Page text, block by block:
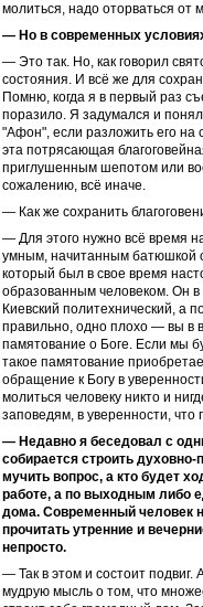
молиться, надо оторваться
— Но в современных
— Это так. Но, как говорил
состояния. И всё же для
Помню, когда я в первый раз
поразило. Я задумался и
"Афон", если разложить его на
эта потрясающая
приглушенным шепотом или
сожалению, всё иначе.
— Как же сохранить
— Для этого нужно всё время
умным, начитанным батюшкой
который был в свое время
образованным человеком. Он
Киевский политехнический, а
правильно, одно плохо — вы в
памятование о Боге. Если мы
такое памятование
обращение к Богу в
молиться человеку никто и
заповедям, в уверенности,
— Недавно я беседовал с
собирается строить
мучить вопрос, а кто будет
работе, а по выходным либо
дома. Современный человек
прочитать утренние и
непросто.
— Так в этом и состоит
мудрую мысль о том, что